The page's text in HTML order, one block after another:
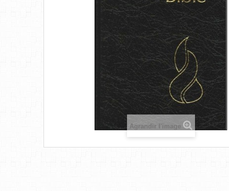
Agrandir l'image